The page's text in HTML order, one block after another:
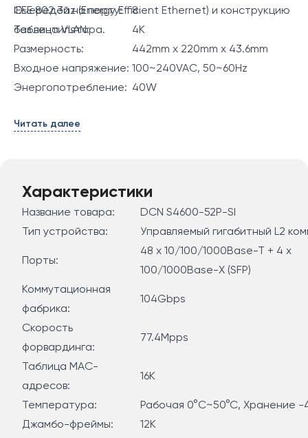
IEEE 802.3az (Energy Efficient Ethernet) и конструкцию
без вентилятора.
Очередей на порту:
8
Таблица VLAN:
4K
Размерность:
442mm x 220mm x 43.6mm
Входное напряжение: 100~240VAC, 50~60Hz
Энергопотребление: 40W
Читать далее
Характеристики
Название товара:
DCN S4600-52P-SI
Тип устройства:
Управляемый гигабитный L2
Порты:
48 x 10/100/1000Base-T + 4 x
100/1000Base-X (SFP)
Коммутационная
фабрика:
104Gbps
Скорость
форвардинга:
77.4Mpps
Таблица MAC-
адресов:
16K
Температура:
Рабочая 0°C~50°C, Хранение -
Джамбо-фреймы:
12K